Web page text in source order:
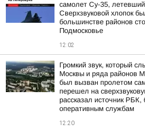
самолет Су-35, летевший
Сверхзвуковой хлопок
большинстве районов
Подмосковье
12:02
Громкий звук, который
Москвы и ряда районов
был вызван пролетом
перешел на
рассказал источник РБК,
оперативным службам
12:20